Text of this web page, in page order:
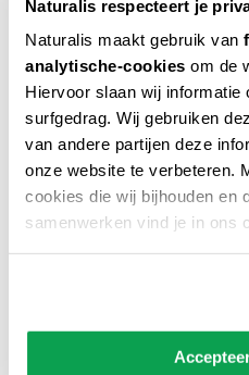
Naturalis respecteert je
Naturalis maakt gebruik van
analytische-cookies om de
Hiervoor slaan wij informatie
surfgedrag. Wij gebruiken
van andere partijen deze
onze website te verbeteren.
cookies die wij bijhouden en
samenwerken vind je in ons
Vleesetende wantsen,
roofwants, spuiten gif
verlammen. Deze
zij prooien aan kunnen
maten, ook die groter
is voor roofwantsen
een typische